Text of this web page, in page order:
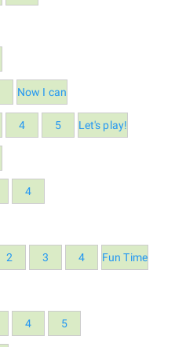
Now I can
4 5 Let's play!
4
2 3 4 Fun Time
4 5